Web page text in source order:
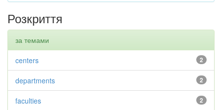
Розкриття
за темами
2
centers
2
departments
2
faculties